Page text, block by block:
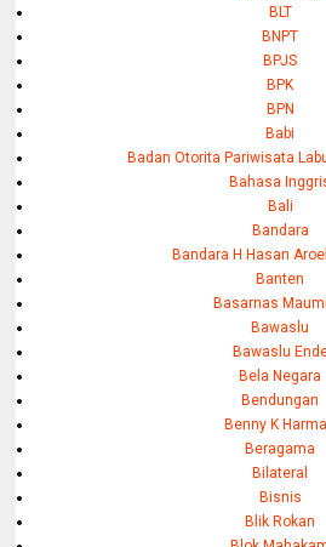
BLT
BNPT
BPJS
BPK
BPN
Babi
Badan Otorita Pariwisata
Bahasa
Bali
Bandara
Bandara H Hasan
Banten
Basarnas
Bawaslu
Bawaslu
Bela Negara
Bendungan
Benny K
Beragama
Bilateral
Bisnis
Blik Rokan